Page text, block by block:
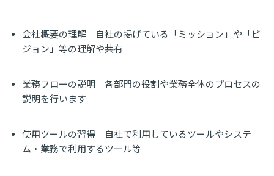
会社概要の理解｜自社の掲げている「ミッション」や「ビ
ジョン」等の理解や共有
業務フローの説明｜各部門の役割や業務全体のプロセスの
説明を行います
使用ツールの習得｜自社で利用しているツールやシステ
ム・業務で利用するツール等